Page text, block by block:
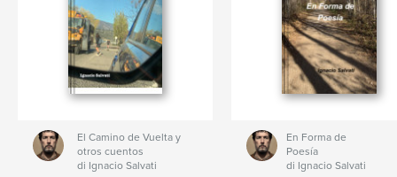
El Camino de Vuelta y
otros cuentos
di Ignacio Salvati
En Forma de
Poesía
di Ignacio Salvati